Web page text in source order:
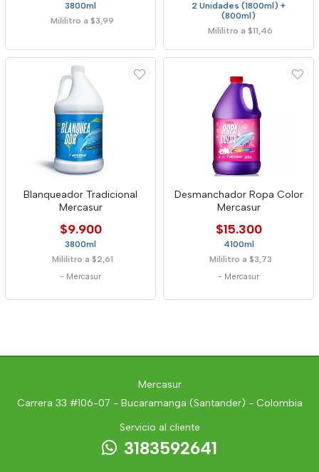
3800ml
Mililitro a $3,99
2 Unidades (1800ml) +
(800ml)
Mililitro a $11,46
Blanqueador Tradicional
Mercasur
$9.900
3800ml
Mililitro a $2,61
- Mercasur
Desmanchador Ropa Color
Mercasur
$15.300
4100ml
Mililitro a $3,73
- Mercasur
Mercasur
Carrera 33 #106-07 - Bucaramanga (Santander) - Colombia
Servicio al cliente
3183592641